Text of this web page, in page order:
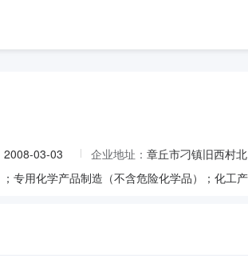
2008-03-03 企业地址： 章丘市刁镇旧西村北